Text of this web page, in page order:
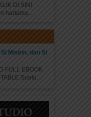
DI SINI
hartamu...
Miskin, dan Si
FULL EBOOK
Suatu...